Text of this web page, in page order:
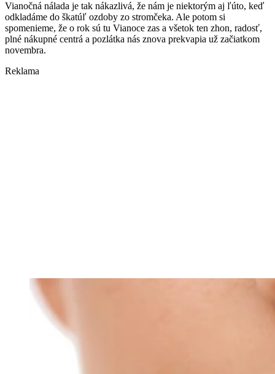
Vianočná nálada je tak nákazlivá, že nám je niektorým aj ľúto, keď
odkladáme do škatúľ ozdoby zo stromčeka. Ale potom si
spomenieme, že o rok sú tu Vianoce zas a všetok ten zhon, radosť,
plné nákupné centrá a pozlátka nás znova prekvapia už začiatkom
novembra.
Reklama